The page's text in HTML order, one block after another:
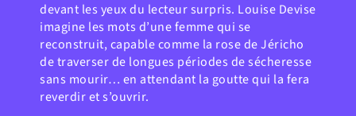
devant les yeux du lecteur surpris. Louise Devise
imagine les mots d’une femme qui se
reconstruit, capable comme la rose de Jéricho
de traverser de longues périodes de sécheresse
sans mourir… en attendant la goutte qui la fera
reverdir et s’ouvrir.